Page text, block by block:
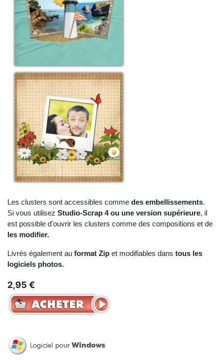
Les clusters sont accessibles comme des embellissements.
Si vous utilisez Studio-Scrap 4 ou une version supérieure, il
est possible d'ouvrir les clusters comme des compositions et de
les modifier.
Livrés également au format Zip et modifiables dans tous les
logiciels photos.
2,95 €